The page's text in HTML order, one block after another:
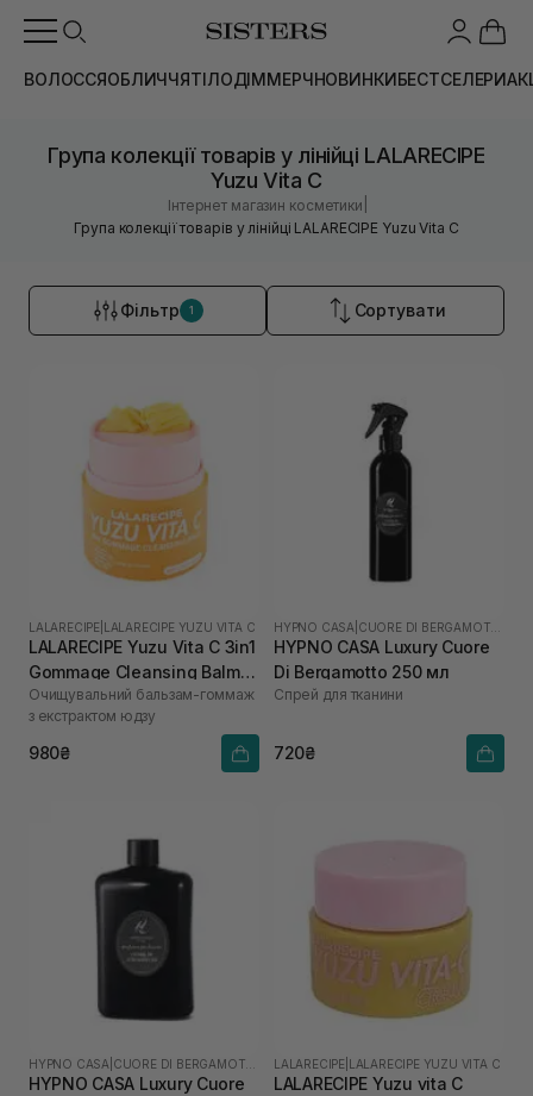
ВОЛОССЯОБЛИЧЧЯТІЛОДІММЕРЧНОВИНКИБЕСТСЕЛЕРИ
Група колекції товарів у лінійці LALARECIPE
Yuzu Vita C
Інтернет магазин косметики
Група колекції товарів у лінійці LALARECIPE Yuzu Vita C
Фільтр 1 Сортувати
LALARECIPE LALARECIPE YUZU VITA C
LALARECIPE Yuzu Vita C 3in1
Gommage Cleansing Balm
50 мл
Очищувальний бальзам-гоммаж
з екстрактом юдзу
980₴
HYPNO CASA
HYPNO CASA Luxury Cuore
Di Bergamotto 250 мл
Спрей для тканини
720₴
HYPNO CASA
HYPNO CASA Luxury Cuore
LALARECIPE LALARECIPE YUZU VITA C
LALARECIPE Yuzu vita C